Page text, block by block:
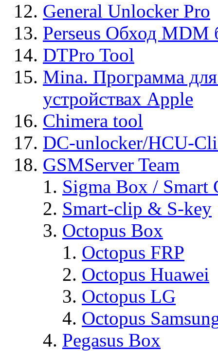
General Unlocker Pro
Perseus Обход MDM
DTPro Tool
Mina. Программа
устройствах Apple
Chimera tool
DC-unlocker/HCU-
GSMServer Team
Sigma Box / Smart
Smart-clip & S-key
Octopus Box
Octopus FRP
Octopus Huawei
Octopus LG
Octopus
Pegasus Box